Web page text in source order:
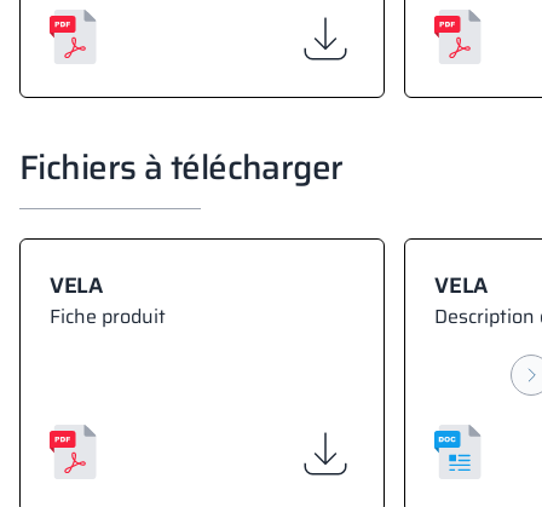
Fichiers à télécharger
VELA
Fiche produit
VELA